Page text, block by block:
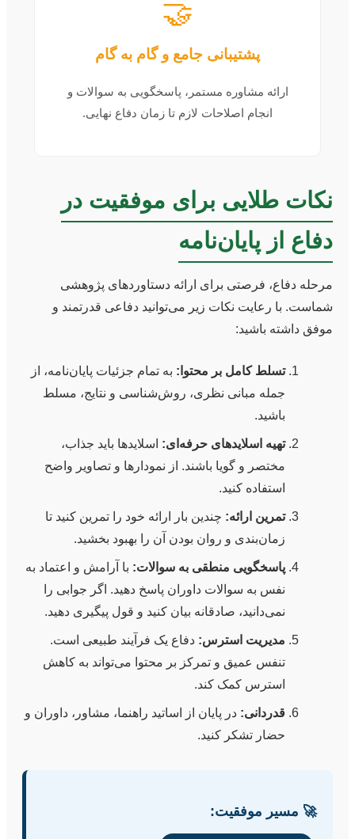
🤝
پشتیبانی جامع و گام به گام
ارائه مشاوره مستمر، پاسخگویی به سوالات و
انجام اصلاحات لازم تا زمان دفاع نهایی.
نکات طلایی برای موفقیت در
دفاع از پایان‌نامه
مرحله دفاع، فرصتی برای ارائه دستاوردهای پژوهشی
شماست. با رعایت نکات زیر می‌توانید دفاعی قدرتمند و
موفق داشته باشید:
تسلط کامل بر محتوا: به تمام جزئیات پایان‌نامه، از
جمله مبانی نظری، روش‌شناسی و نتایج، مسلط
باشید.
تهیه اسلایدهای حرفه‌ای: اسلایدها باید جذاب،
مختصر و گویا باشند. از نمودارها و تصاویر واضح
استفاده کنید.
تمرین ارائه: چندین بار ارائه خود را تمرین کنید تا
زمان‌بندی و روان بودن آن را بهبود بخشید.
پاسخگویی منطقی به سوالات: با آرامش و اعتماد به
نفس به سوالات داوران پاسخ دهید. اگر جوابی را
نمی‌دانید، صادقانه بیان کنید و قول پیگیری دهید.
مدیریت استرس: دفاع یک فرآیند طبیعی است.
تنفس عمیق و تمرکز بر محتوا می‌تواند به کاهش
استرس کمک کند.
قدردانی: در پایان از اساتید راهنما، مشاور، داوران و
حضار تشکر کنید.
🚀 مسیر موفقیت: